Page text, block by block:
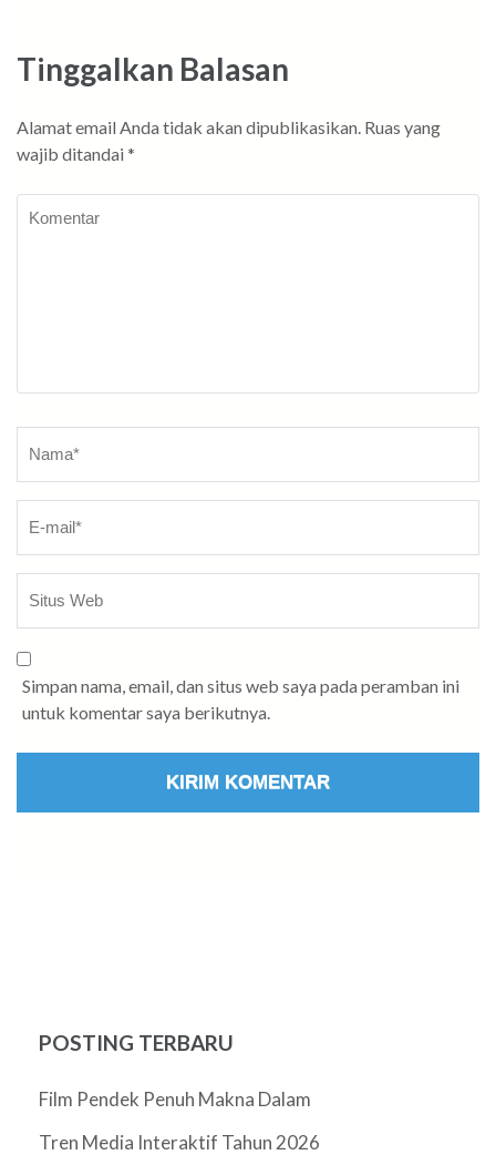
Tinggalkan Balasan
Alamat email Anda tidak akan dipublikasikan. Ruas yang
wajib ditandai *
Simpan nama, email, dan situs web saya pada peramban ini
untuk komentar saya berikutnya.
POSTING TERBARU
Film Pendek Penuh Makna Dalam
Tren Media Interaktif Tahun 2026